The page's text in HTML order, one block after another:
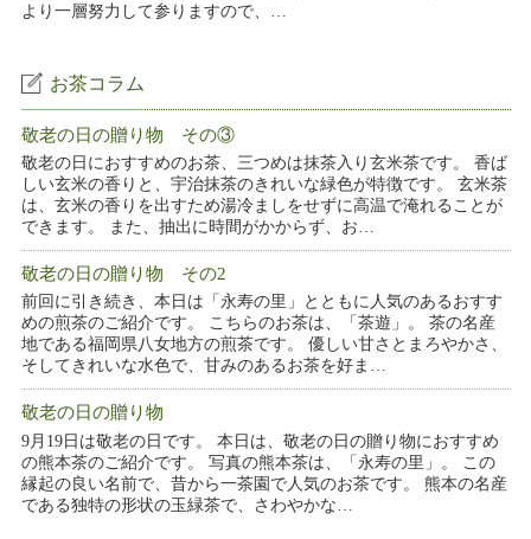
より一層努力して参りますので、…
お茶コラム
敬老の日の贈り物 その③
敬老の日におすすめのお茶、三つめは抹茶入り玄米茶です。 香ば
しい玄米の香りと、宇治抹茶のきれいな緑色が特徴です。 玄米茶
は、玄米の香りを出すため湯冷ましをせずに高温で淹れることが
できます。 また、抽出に時間がかからず、お…
敬老の日の贈り物 その2
前回に引き続き、本日は「永寿の里」とともに人気のあるおすす
めの煎茶のご紹介です。 こちらのお茶は、「茶遊」。 茶の名産
地である福岡県八女地方の煎茶です。 優しい甘さとまろやかさ、
そしてきれいな水色で、甘みのあるお茶を好ま…
敬老の日の贈り物
9月19日は敬老の日です。 本日は、敬老の日の贈り物におすすめ
の熊本茶のご紹介です。 写真の熊本茶は、「永寿の里」。 この
縁起の良い名前で、昔から一茶園で人気のお茶です。 熊本の名産
である独特の形状の玉緑茶で、さわやかな…